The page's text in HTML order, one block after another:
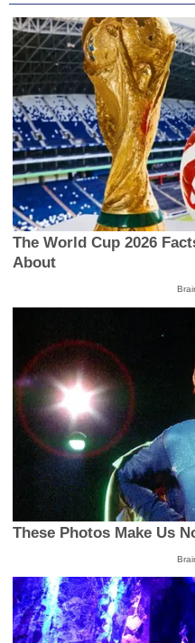
The World Cup 2026
About
These Photos Make Us